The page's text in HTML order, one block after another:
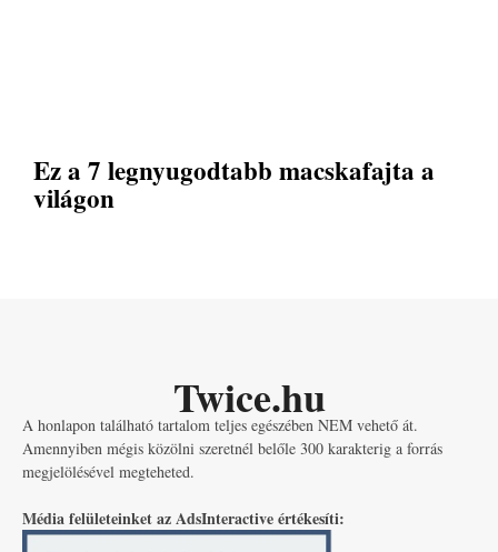
Ez a 7 legnyugodtabb macskafajta a
világon
Twice.hu
A honlapon található tartalom teljes egészében NEM vehető át.
Amennyiben mégis közölni szeretnél belőle 300 karakterig a forrás
megjelölésével megteheted.
Média felületeinket az AdsInteractive értékesíti: